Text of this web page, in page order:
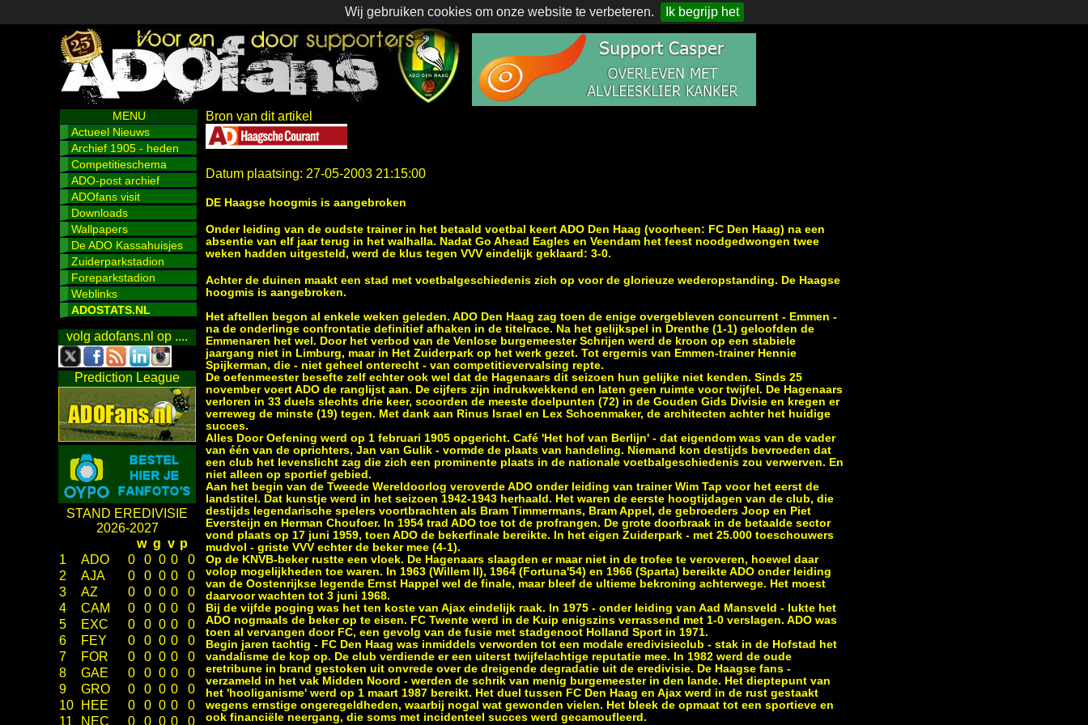
Wij gebruiken cookies om onze website te verbeteren. Ik begrijp het
MENU
Actueel Nieuws
Archief 1905 - heden
Competitieschema
ADO-post archief
ADOfans visit
Downloads
Wallpapers
De ADO Kassahuisjes
Zuiderparkstadion
Foreparkstadion
Weblinks
ADOSTATS.NL
volg adofans.nl op ....
Prediction League
STAND EREDIVISIE
2026-2027
w g v p
1
ADO 0 0 0 0
0
2
AJA 0 0 0 0
0
3
AZ 0 0 0 0
0
4
CAM 0 0 0 0
0
5
EXC 0 0 0 0
0
6
FEY 0 0 0 0
0
7
FOR 0 0 0 0
0
8
GAE 0 0 0 0
0
9
GRO 0 0 0 0
0
10
HEE 0 0 0 0
0
11
NEC 0 0 0 0 0
Bron van dit artikel
Datum plaatsing: 27-05-2003 21:15:00
DE Haagse hoogmis is aangebroken
Onder leiding van de oudste trainer in het betaald voetbal keert ADO Den Haag (voorheen: FC Den Haag) na een
absentie van elf jaar terug in het walhalla. Nadat Go Ahead Eagles en Veendam het feest noodgedwongen twee
weken hadden uitgesteld, werd de klus tegen VVV eindelijk geklaard: 3-0.
Achter de duinen maakt een stad met voetbalgeschiedenis zich op voor de glorieuze wederopstanding. De Haagse
hoogmis is aangebroken.
Het aftellen begon al enkele weken geleden. ADO Den Haag zag toen de enige overgebleven concurrent - Emmen -
na de onderlinge confrontatie definitief afhaken in de titelrace. Na het gelijkspel in Drenthe (1-1) geloofden de
Emmenaren het wel. Door het verbod van de Venlose burgemeester Schrijen werd de kroon op een stabiele
jaargang niet in Limburg, maar in Het Zuiderpark op het werk gezet. Tot ergernis van Emmen-trainer Hennie
Spijkerman, die - niet geheel onterecht - van competitievervalsing repte.
De oefenmeester besefte zelf echter ook wel dat de Hagenaars dit seizoen hun gelijke niet kenden. Sinds 25
november voert ADO de ranglijst aan. De cijfers zijn indrukwekkend en laten geen ruimte voor twijfel. De Hagenaars
verloren in 33 duels slechts drie keer, scoorden de meeste doelpunten (72) in de Gouden Gids Divisie en kregen er
verreweg de minste (19) tegen. Met dank aan Rinus Israel en Lex Schoenmaker, de architecten achter het huidige
succes.
Alles Door Oefening werd op 1 februari 1905 opgericht. Café 'Het hof van Berlijn' - dat eigendom was van de vader
van één van de oprichters, Jan van Gulik - vormde de plaats van handeling. Niemand kon destijds bevroeden dat
een club het levenslicht zag die zich een prominente plaats in de nationale voetbalgeschiedenis zou verwerven. En
niet alleen op sportief gebied.
Aan het begin van de Tweede Wereldoorlog veroverde ADO onder leiding van trainer Wim Tap voor het eerst de
landstitel. Dat kunstje werd in het seizoen 1942-1943 herhaald. Het waren de eerste hoogtijdagen van de club, die
destijds legendarische spelers voortbrachten als Bram Timmermans, Bram Appel, de gebroeders Joop en Piet
Eversteijn en Herman Choufoer. In 1954 trad ADO toe tot de profrangen. De grote doorbraak in de betaalde sector
vond plaats op 17 juni 1959, toen ADO de bekerfinale bereikte. In het eigen Zuiderpark - met 25.000 toeschouwers
mudvol - griste VVV echter de beker mee (4-1).
Op de KNVB-beker rustte een vloek. De Hagenaars slaagden er maar niet in de trofee te veroveren, hoewel daar
volop mogelijkheden toe waren. In 1963 (Willem II), 1964 (Fortuna'54) en 1966 (Sparta) bereikte ADO onder leiding
van de Oostenrijkse legende Ernst Happel wel de finale, maar bleef de ultieme bekroning achterwege. Het moest
daarvoor wachten tot 3 juni 1968.
Bij de vijfde poging was het ten koste van Ajax eindelijk raak. In 1975 - onder leiding van Aad Mansveld - lukte het
ADO nogmaals de beker op te eisen. FC Twente werd in de Kuip enigszins verrassend met 1-0 verslagen. ADO was
toen al vervangen door FC, een gevolg van de fusie met stadgenoot Holland Sport in 1971.
Begin jaren tachtig - FC Den Haag was inmiddels verworden tot een modale eredivisieclub - stak in de Hofstad het
vandalisme de kop op. De club verdiende er een uiterst twijfelachtige reputatie mee. In 1982 werd de oude
eretribune in brand gestoken uit onvrede over de dreigende degradatie uit de eredivisie. De Haagse fans -
verzameld in het vak Midden Noord - werden de schrik van menig burgemeester in den lande. Het dieptepunt van
het 'hooliganisme' werd op 1 maart 1987 bereikt. Het duel tussen FC Den Haag en Ajax werd in de rust gestaakt
wegens ernstige ongeregeldheden, waarbij nogal wat gewonden vielen. Het bleek de opmaat tot een sportieve en
ook financiële neergang, die soms met incidenteel succes werd gecamoufleerd.